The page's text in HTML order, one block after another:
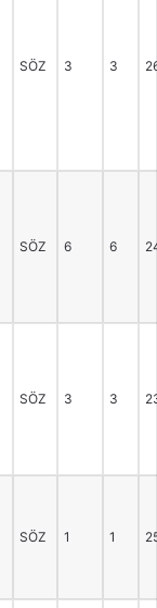
SÖZ 3 3
SÖZ 6 6
SÖZ 3 3
SÖZ 1 1